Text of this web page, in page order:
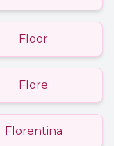
Floor
Flore
Florentina